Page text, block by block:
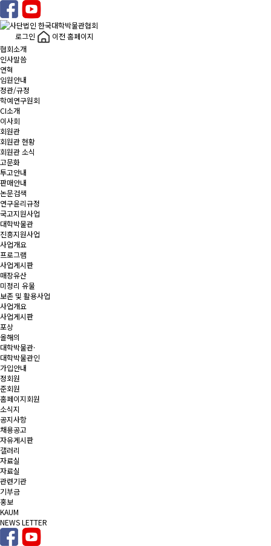
로그인
이전 홈페이지
협회소개
인사말씀
연혁
임원안내
정관/규정
학예연구원회
CI소개
이사회
회원관
회원관 현황
회원관 소식
고문화
투고안내
판매안내
논문검색
연구윤리규정
국고지원사업
대학박물관
진흥지원사업
사업개요
프로그램
사업게시판
매장유산
미정리 유물
보존 및 활용사업
사업개요
사업게시판
포상
올해의
대학박물관·
대학박물관인
가입안내
정회원
준회원
홈페이지회원
소식지
공지사항
채용공고
자유게시판
갤러리
자료실
자료실
관련기관
기부금
홍보
KAUM
NEWS LETTER